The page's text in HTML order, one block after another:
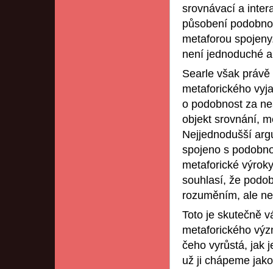
srovnávací a
působení
metaforou
není jednoduché
Searle však
metaforického
o podobnost za
objekt srovnání,
Nejjednodušší
spojeno s
metaforické
souhlasí, že
rozuměním, ale
Toto je skutečně
metaforického
čeho vyrůstá, jak
už ji chápeme